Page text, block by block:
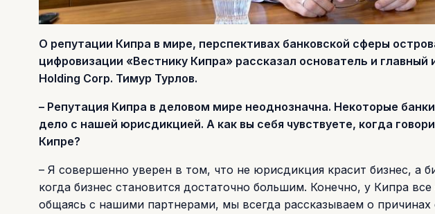
О репутации Кипра в мире, перспективах банковской сферы
цифровизации «Вестнику Кипра» рассказал основатель и
Holding Corp. Тимур Турлов.
– Репутация Кипра в деловом мире неоднозначна. Некоторые
дело с нашей юрисдикцией. А как вы себя чувствуете, когда
Кипре?
– Я совершенно уверен в том, что не юрисдикция красит бизнес, а
когда бизнес становится достаточно большим. Конечно, у Кипра
общаясь с нашими партнерами, мы всегда рассказываем о причинах